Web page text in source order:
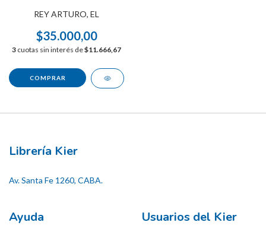
REY ARTURO, EL
$35.000,00
3 cuotas sin interés de$11.666,67
Librería Kier
Av. Santa Fe 1260, CABA.
Ayuda Usuarios del Kier